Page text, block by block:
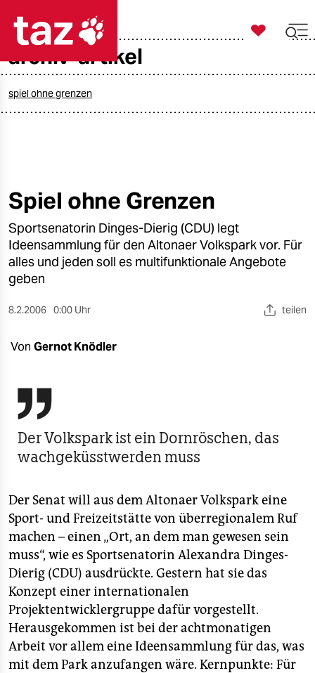
öko
gesellschaft
kultur
sport
berlin
nord
verlag
verlag
veranstaltungen
shop
fragen & hilfe
unterstützen
abo
genossenschaft
epaper login

taz zahl ich
archiv-artikel
spiel ohne grenzen
Spiel ohne Grenzen
Sportsenatorin Dinges-Dierig (CDU) legt
Ideensammlung für den Altonaer Volkspark vor. Für
alles und jeden soll es multifunktionale Angebote
geben
8.2.2006 0:00 Uhr teilen
Von Gernot Knödler

Der Volkspark ist ein Dornröschen, das
wachgeküsstwerden muss
Der Senat will aus dem Altonaer Volkspark eine
Sport- und Freizeitstätte von überregionalem Ruf
machen – einen „Ort, an dem man gewesen sein
muss“, wie es Sportsenatorin Alexandra Dinges-
Dierig (CDU) ausdrückte. Gestern hat sie das
Konzept einer internationalen
Projektentwicklergruppe dafür vorgestellt.
Herausgekommen ist bei der achtmonatigen
Arbeit vor allem eine Ideensammlung für das, was
mit dem Park anzufangen wäre. Kernpunkte: Für